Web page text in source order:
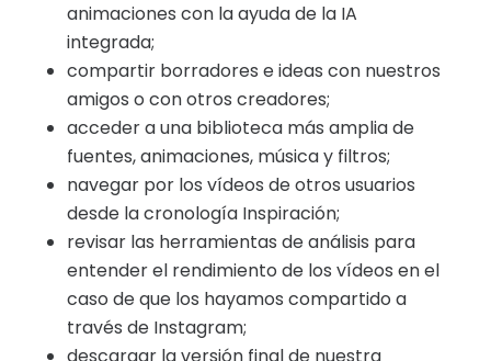
animaciones con la ayuda de la IA
integrada;
compartir borradores e ideas con nuestros
amigos o con otros creadores;
acceder a una biblioteca más amplia de
fuentes, animaciones, música y filtros;
navegar por los vídeos de otros usuarios
desde la cronología Inspiración;
revisar las herramientas de análisis para
entender el rendimiento de los vídeos en el
caso de que los hayamos compartido a
través de Instagram;